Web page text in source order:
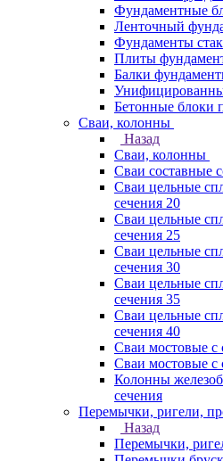
Фундаментные
Ленточный
Фундаменты
Плиты
Балки
Бетонные блоки
Сваи, колонны
Назад
Сваи, колонны
Сваи составные
Сваи цельные
сечения 20
Сваи цельные
сечения 25
Сваи цельные
сечения 30
Сваи цельные
сечения 35
Сваи цельные
сечения 40
Сваи мостовые с
Сваи мостовые с
Колонны
сечения
Перемычки, ригели,
Назад
Перемычки,